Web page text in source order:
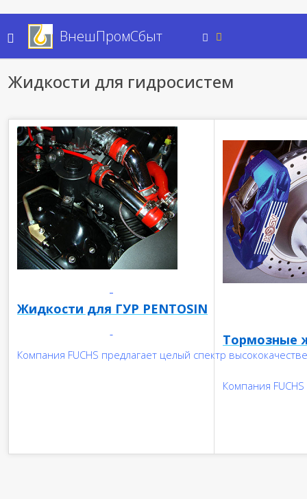
ВнешПромСбыт
Жидкости для гидросистем
Жидкости для ГУР PENTOSIN
Компания FUCHS предлагает целый спектр
Тормозные
Компания